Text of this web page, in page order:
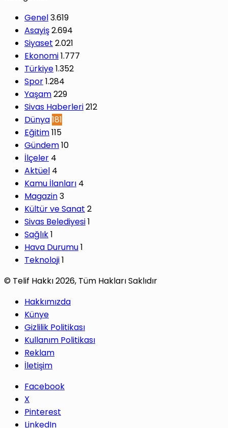
Genel3.619
Asayiş2.694
Siyaset 2.021
Ekonomi1.777
Türkiye1.352
Spor1.284
Yaşam229
Sivas Haberleri212
Dünya181
Eğitim115
Gündem10
İlçeler 4
Aktüel 4
Kamu İlanları 4
Magazin3
Kültür ve Sanat 2
Sivas Belediyesi1
Sağlık1
Hava Durumu1
Teknoloji1
© Telif Hakkı 2026, Tüm Hakları Saklıdır
Hakkımızda
Künye
Gizlilik Politikası
Kullanım Politikası
Reklam
İletişim
Facebook
X
Pinterest
LinkedIn